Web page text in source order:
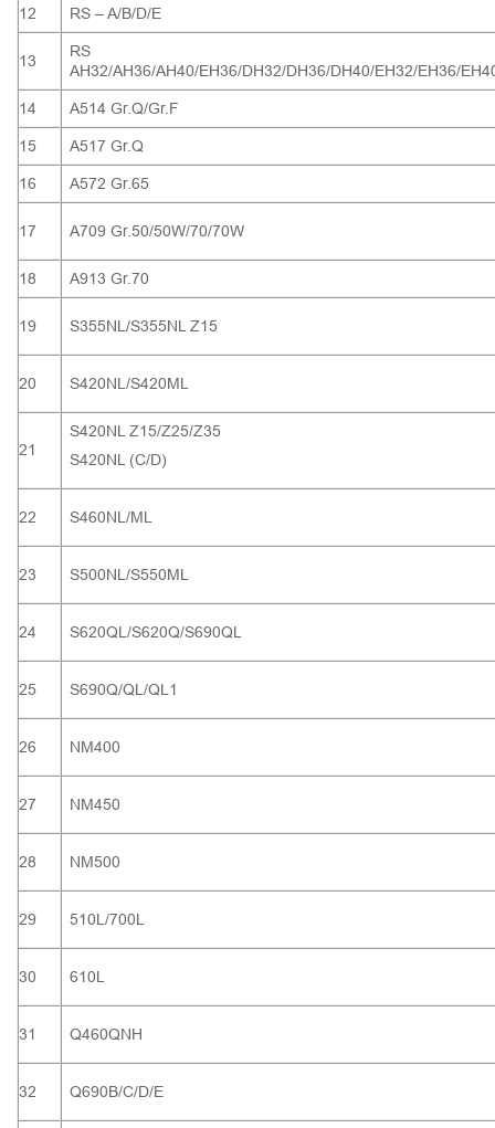
12 RS – A/B/D/E
13
RS
AH32/AH36/AH40/EH36/DH32/DH36/DH40/EH32/EH36/
14 A514 Gr.Q/Gr.F
15 A517 Gr.Q
16 A572 Gr.65
17 A709 Gr.50/50W/70/70W
18 A913 Gr.70
19 S355NL/S355NL Z15
20 S420NL/S420ML
21
S420NL Z15/Z25/Z35
S420NL (C/D)
22 S460NL/ML
23 S500NL/S550ML
24 S620QL/S620Q/S690QL
25 S690Q/QL/QL1
26 NM400
27 NM450
28 NM500
29 510L/700L
30 610L
31 Q460QNH
32 Q690B/C/D/E